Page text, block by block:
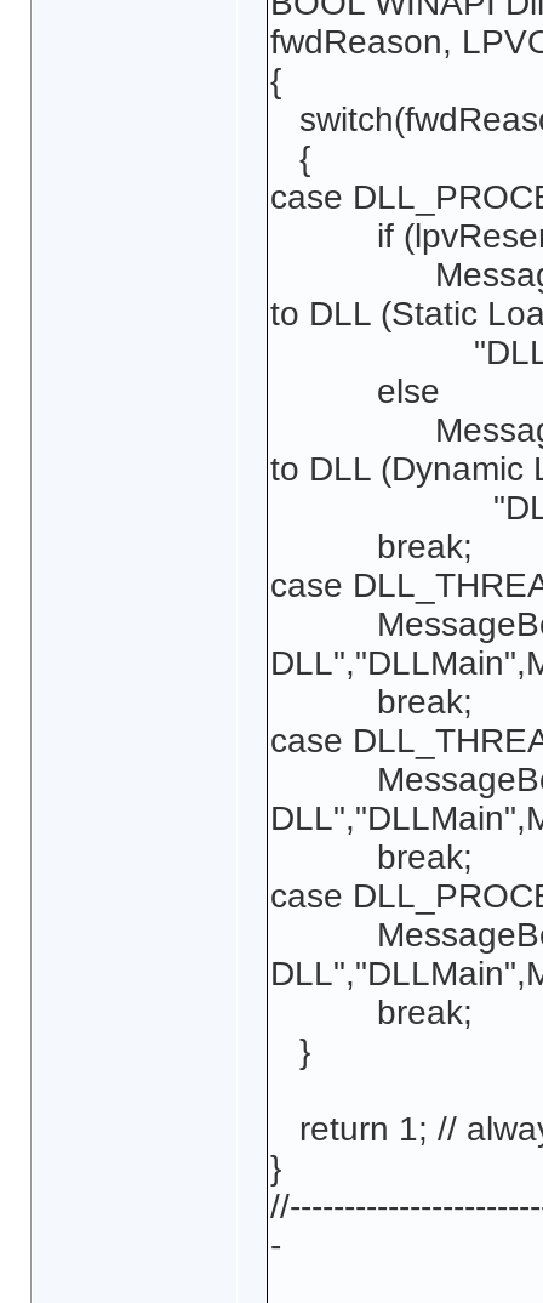
fwdReason,
{
{
case
if
to DLL (Static
else
to DLL (Dynamic
break;
case
break;
case
break;
case
break;
}
return 1; //
}
-